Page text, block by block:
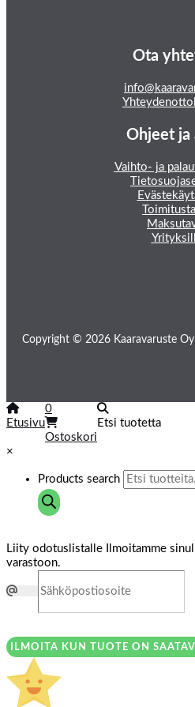
Ota
Ohjeet ja
Vaihto- ja
Copyright © 2026 Kaaravaruste Oy
Etusivu
0
Ostoskori
Etsi tuotetta
×
Products search
Liity odotuslistalle
Ilmoitamme
varastoon.
ILMOITA KUN TUOTE ON